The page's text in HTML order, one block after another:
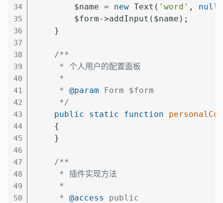
34
35
36
37
38
39
40
41
42
43
44
45
46
47
48
49
50
        $name =
new Text( 'word' , null
        $form->addInput($name);
    }
/**
     * 个人用户的配置面板
     *
     *
@param Form $form
     */
public
static function
{
    }
/**
     * 插件实现方法
     *
     *
@access
public